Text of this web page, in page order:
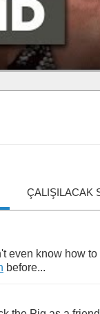
ÇALIŞILACAK
even know how to
before...